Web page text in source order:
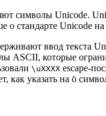
символы Unicode.
о стандарте Unicode на
ввод текста
ASCII, которые
\uXXXX escape-
указать на ö